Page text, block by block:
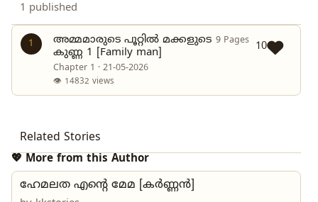
1 published
1
അമ്മമാരുടെ പൂറ്റിൽ മക്കളുടെ
കുണ്ണ 1 [Family man]
9 Pages
Chapter 1 · 21-05-2026
👁 14832 views
10
Related Stories
💖 More from this Author
ഹേമലത എന്റെ മേമ [കർണ്ണൻ]